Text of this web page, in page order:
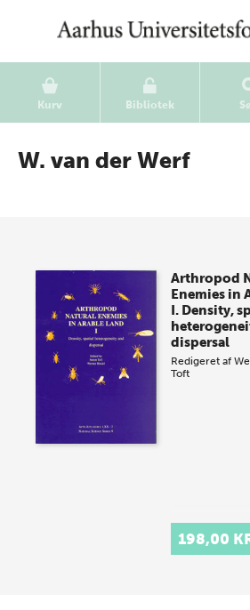
Kurv Bibliotek
W. van der Werf
Arthropod
Enemies in
I. Density,
dispersal
Redigeret af
Toft
198,00